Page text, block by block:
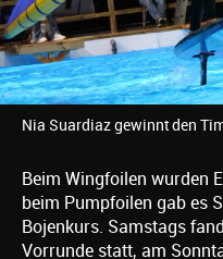
Nia Suardiaz gewinnt den
Beim Wingfoilen wurden
beim Pumpfoilen gab es
Bojenkurs. Samstags
Vorrunde statt, am